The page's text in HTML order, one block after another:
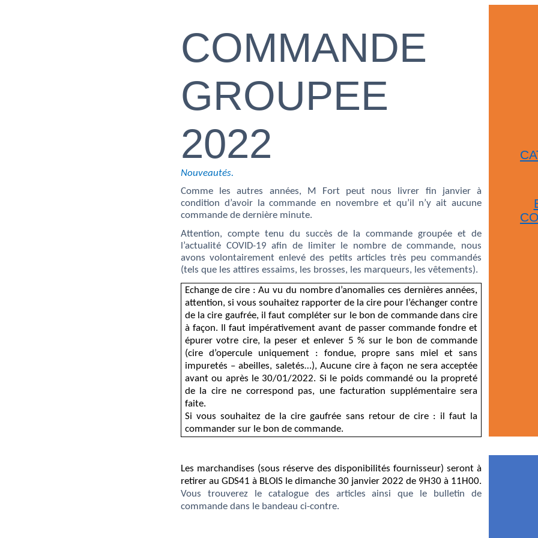
COMMANDE
GROUPEE
2022
Nouveautés.
Comme les autres années, M Fort peut nous livrer fin janvier à
condition d’avoir la commande en novembre et qu’il n’y ait aucune
commande de dernière minute.
Attention, compte tenu du succès de la commande groupée et de
l’actualité COVID-19 afin de limiter le nombre de commande, nous
avons volontairement enlevé des petits articles très peu commandés
(tels que les attires essaims, les brosses, les marqueurs, les vêtements).
Echange de cire :Au vu du nombre d’anomalies ces dernières années,
attention, si vous souhaitez rapporter de la cire pour l’échanger contre
de la cire gaufrée, il faut compléter sur le bon de commande dans cire
à façon. Il faut impérativement avant de passer commande fondre et
épurer votre cire, la peser et enlever 5 % sur le bon de commande
(cire d’opercule uniquement : fondue, propre sans miel et sans
impuretés –abeilles, saletés…),Aucune cire à façon ne sera acceptée
avant ou après le 30/01/2022. Si le poids commandé ou la propreté
de la cire ne correspond pas, une facturation supplémentaire sera
faite.
Si vous souhaitez de la cire gaufrée sans retour de cire : il faut la
commander sur le bon de commande.
Les marchandises (sous réserve des disponibilités fournisseur) seront à
retirer au GDS41 à BLOIS le dimanche 30 janvier 2022 de 9H30 à 11H00.
Vous trouverez le catalogue des articles ainsi que le bulletin de
commande dans le bandeau ci-contre.